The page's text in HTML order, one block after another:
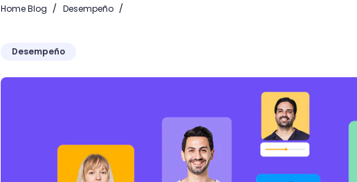
Home Blog / Desempeño /
Desempeño
¿Tu empresa sigue creciendo? Conoce cómo medir el trabajo en